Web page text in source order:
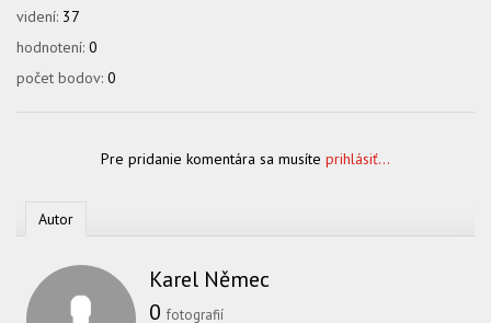
videní: 37
hodnotení: 0
počet bodov: 0
Pre pridanie komentára sa musíte prihlásiť...
Autor
Karel Němec
0 fotografií